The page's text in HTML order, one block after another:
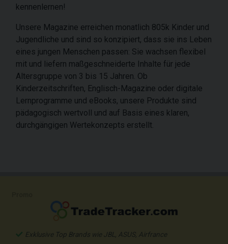
kennenlernen!
Unsere Magazine erreichen monatlich 805k Kinder und
Jugendliche und sind so konzipiert, dass sie ins Leben
eines jungen Menschen passen: Sie wachsen flexibel
mit und liefern maßgeschneiderte Inhalte für jede
Altersgruppe von 3 bis 15 Jahren. Ob
Kinderzeitschriften, Englisch-Magazine oder digitale
Lernprogramme und eBooks, unsere Produkte sind
pädagogisch wertvoll und auf Basis eines klaren,
durchgängigen Wertekonzepts erstellt.
Exklusive Top Brands wie JBL, ASUS, Airfrance